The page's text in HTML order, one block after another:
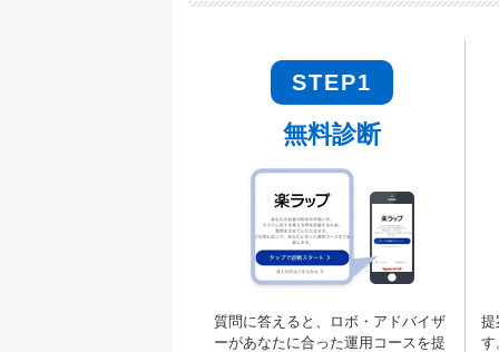
STEP1
無料診断
質問に答えると、ロボ・アドバイザ
ーがあなたに合った運用コースを提
提
す